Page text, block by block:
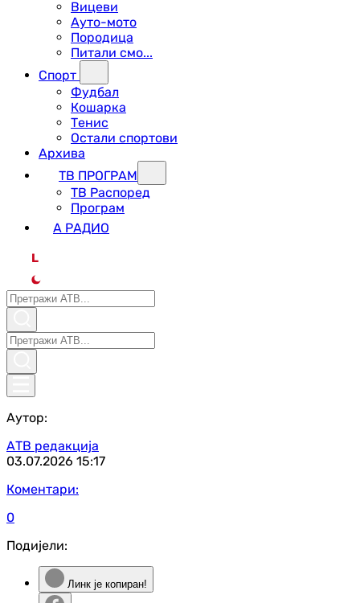
Вицеви
Ауто-мото
Породица
Питали смо...
Спорт
Фудбал
Кошарка
Тенис
Остали спортови
Архива
ТВ ПРОГРАМ
ТВ Распоред
Програм
А РАДИО
L
Аутор:
АТВ редакција
03.07.2026 15:17
Коментари:
0
Подијели:
Линк је копиран!